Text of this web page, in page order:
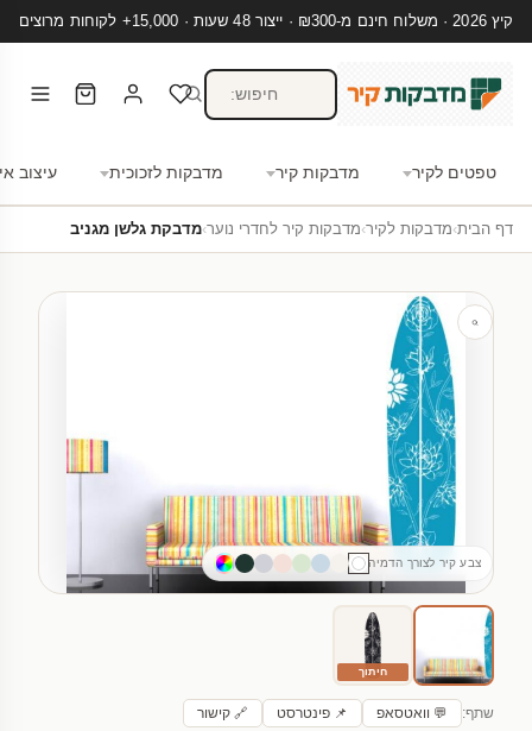
קיץ 2026 · משלוח חינם מ-₪300 · ייצור 48 שעות · 15,000+ לקוחות מרוצים
טפטים לקיר מדבקות קיר מדבקות לזכוכית עיצוב
דף הבית›מדבקות לקיר›מדבקות קיר לחדרי נוער›מדבקת גלשן מגניב
צבע קיר לצורך הדמיה
חיתוך
שתף: 💬 וואטסאפ 📌 פינטרסט 🔗 קישור